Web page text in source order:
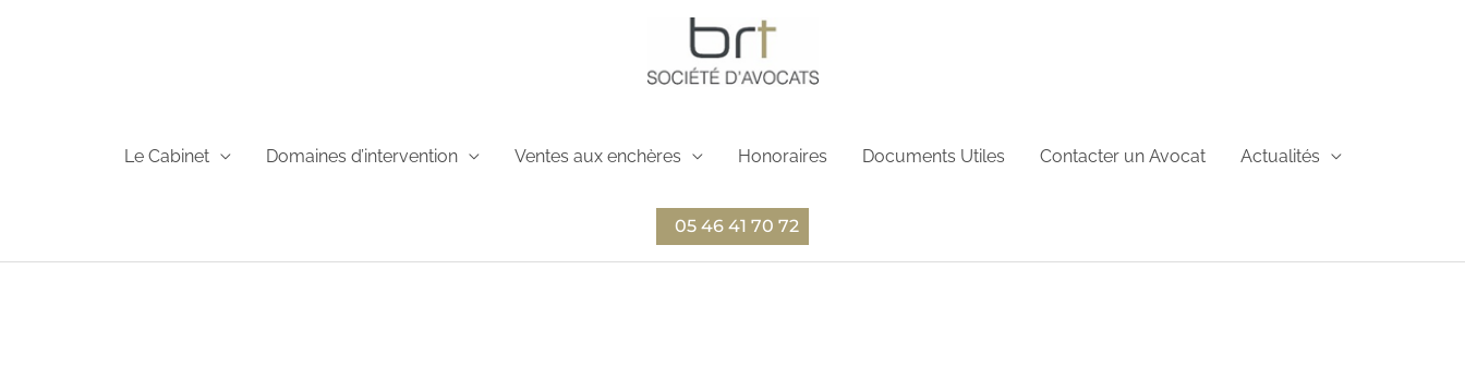
Le Cabinet Domaines d’intervention Ventes aux enchères Honoraires Documents Utiles Contacter un Avocat Actualités
05 46 41 70 72